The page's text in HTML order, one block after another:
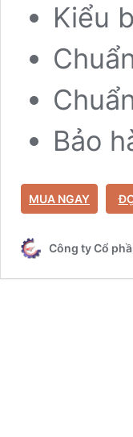
Kiểu
Bảo
MUA NGAY
Công ty Cổ